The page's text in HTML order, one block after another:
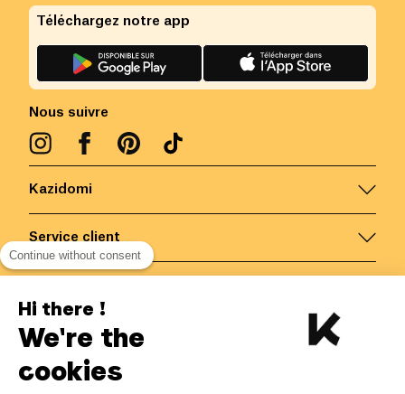
Kazidomi
Service client
Nous suivre
Téléchargez notre app
Belgique/FR
Continue without consent
Hi there !
We're the
cookies